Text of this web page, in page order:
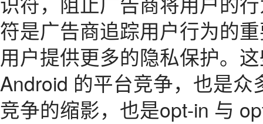
符是广告商追踪用户行为的
用户提供更多的隐私保护。
Android 的平台竞争，也是
竞争的缩影，也是opt-in 与